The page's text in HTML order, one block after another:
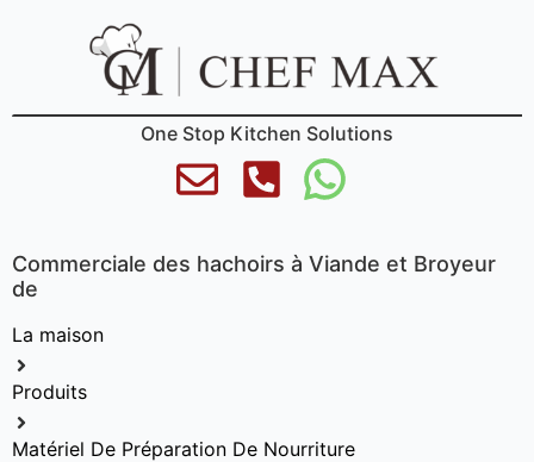
One Stop Kitchen Solutions
Commerciale des hachoirs à Viande et Broyeur
de
La maison
Produits
Matériel De Préparation De Nourriture